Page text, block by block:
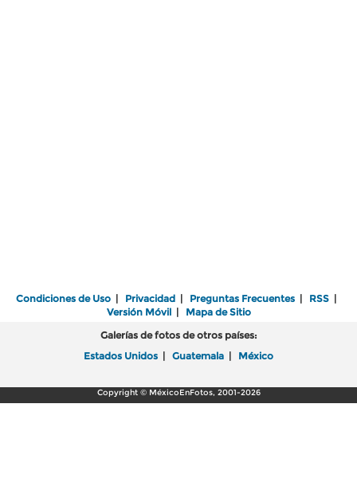
Condiciones de Uso | Privacidad | Preguntas Frecuentes | RSS |
Versión Móvil| Mapa de Sitio
Galerías de fotos de otros países:
Estados Unidos | Guatemala | México
Copyright © MéxicoEnFotos, 2001-2026